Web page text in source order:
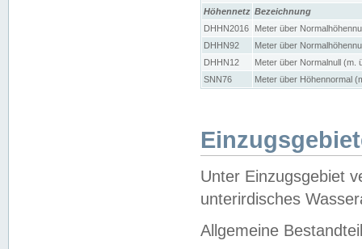
Höhennetz Bezeichnung
DHHN2016
Meter über
DHHN92
Meter über
DHHN12
Meter über Normalnull (m.
SNN76
Meter über Höhennormal
Unter Einzugsgebiet
unterirdisches
Allgemeine